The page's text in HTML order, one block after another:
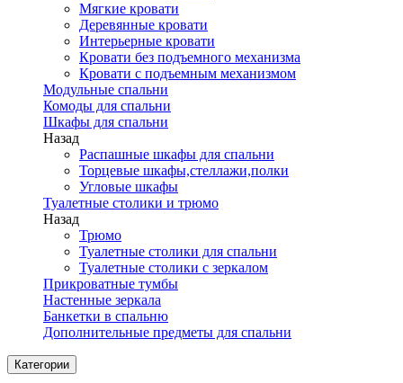
Мягкие кровати
Деревянные кровати
Интерьерные кровати
Кровати без подъемного механизма
Кровати с подъемным механизмом
Модульные спальни
Комоды для спальни
Шкафы для спальни
Назад
Распашные шкафы для спальни
Торцевые шкафы,стеллажи,полки
Угловые шкафы
Туалетные столики и трюмо
Назад
Трюмо
Туалетные столики для спальни
Туалетные столики с зеркалом
Прикроватные тумбы
Настенные зеркала
Банкетки в спальню
Дополнительные предметы для спальни
Категории